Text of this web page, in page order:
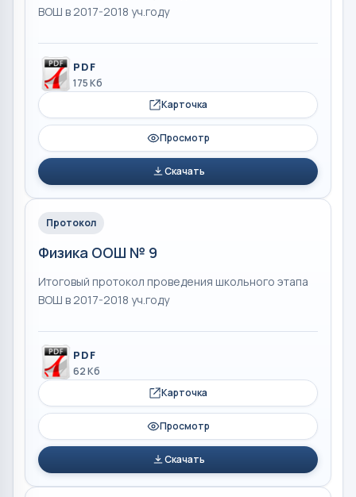
ВОШ в 2017-2018 уч.году
PDF
175 Кб
Карточка
Просмотр
Скачать
Протокол
Физика ООШ № 9
Итоговый протокол проведения школьного этапа
ВОШ в 2017-2018 уч.году
PDF
62 Кб
Карточка
Просмотр
Скачать